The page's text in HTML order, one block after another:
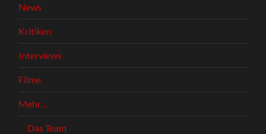
News
Kritiken
Interviews
Filme
Mehr…
Das Team